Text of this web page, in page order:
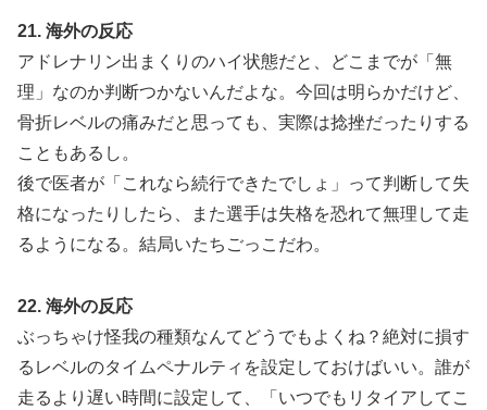
21. 海外の反応
アドレナリン出まくりのハイ状態だと、どこまでが「無
理」なのか判断つかないんだよな。今回は明らかだけど、
骨折レベルの痛みだと思っても、実際は捻挫だったりする
こともあるし。
後で医者が「これなら続行できたでしょ」って判断して失
格になったりしたら、また選手は失格を恐れて無理して走
るようになる。結局いたちごっこだわ。
22. 海外の反応
ぶっちゃけ怪我の種類なんてどうでもよくね？絶対に損す
るレベルのタイムペナルティを設定しておけばいい。誰が
走るより遅い時間に設定して、「いつでもリタイアしてこ